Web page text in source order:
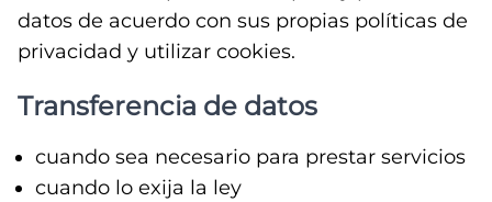
datos de acuerdo con sus propias políticas de
privacidad y utilizar cookies.
Transferencia de datos
cuando sea necesario para prestar servicios
cuando lo exija la ley